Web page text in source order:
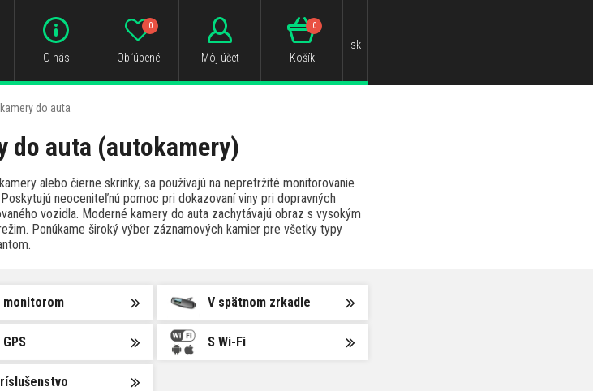
O nás Obľúbené
0
Môj účet Košík
0
sk
do auta
do auta (autokamery)
alebo čierne skrinky, sa používajú na nepretržité monitorovanie
neoceniteľnú pomoc pri dokazovaní viny pri dopravných
vozidla. Moderné kamery do auta zachytávajú obraz s vysokým
Ponúkame široký výber záznamových kamier pre všetky typy
monitorom V spätnom zrkadle
GPS S Wi-Fi